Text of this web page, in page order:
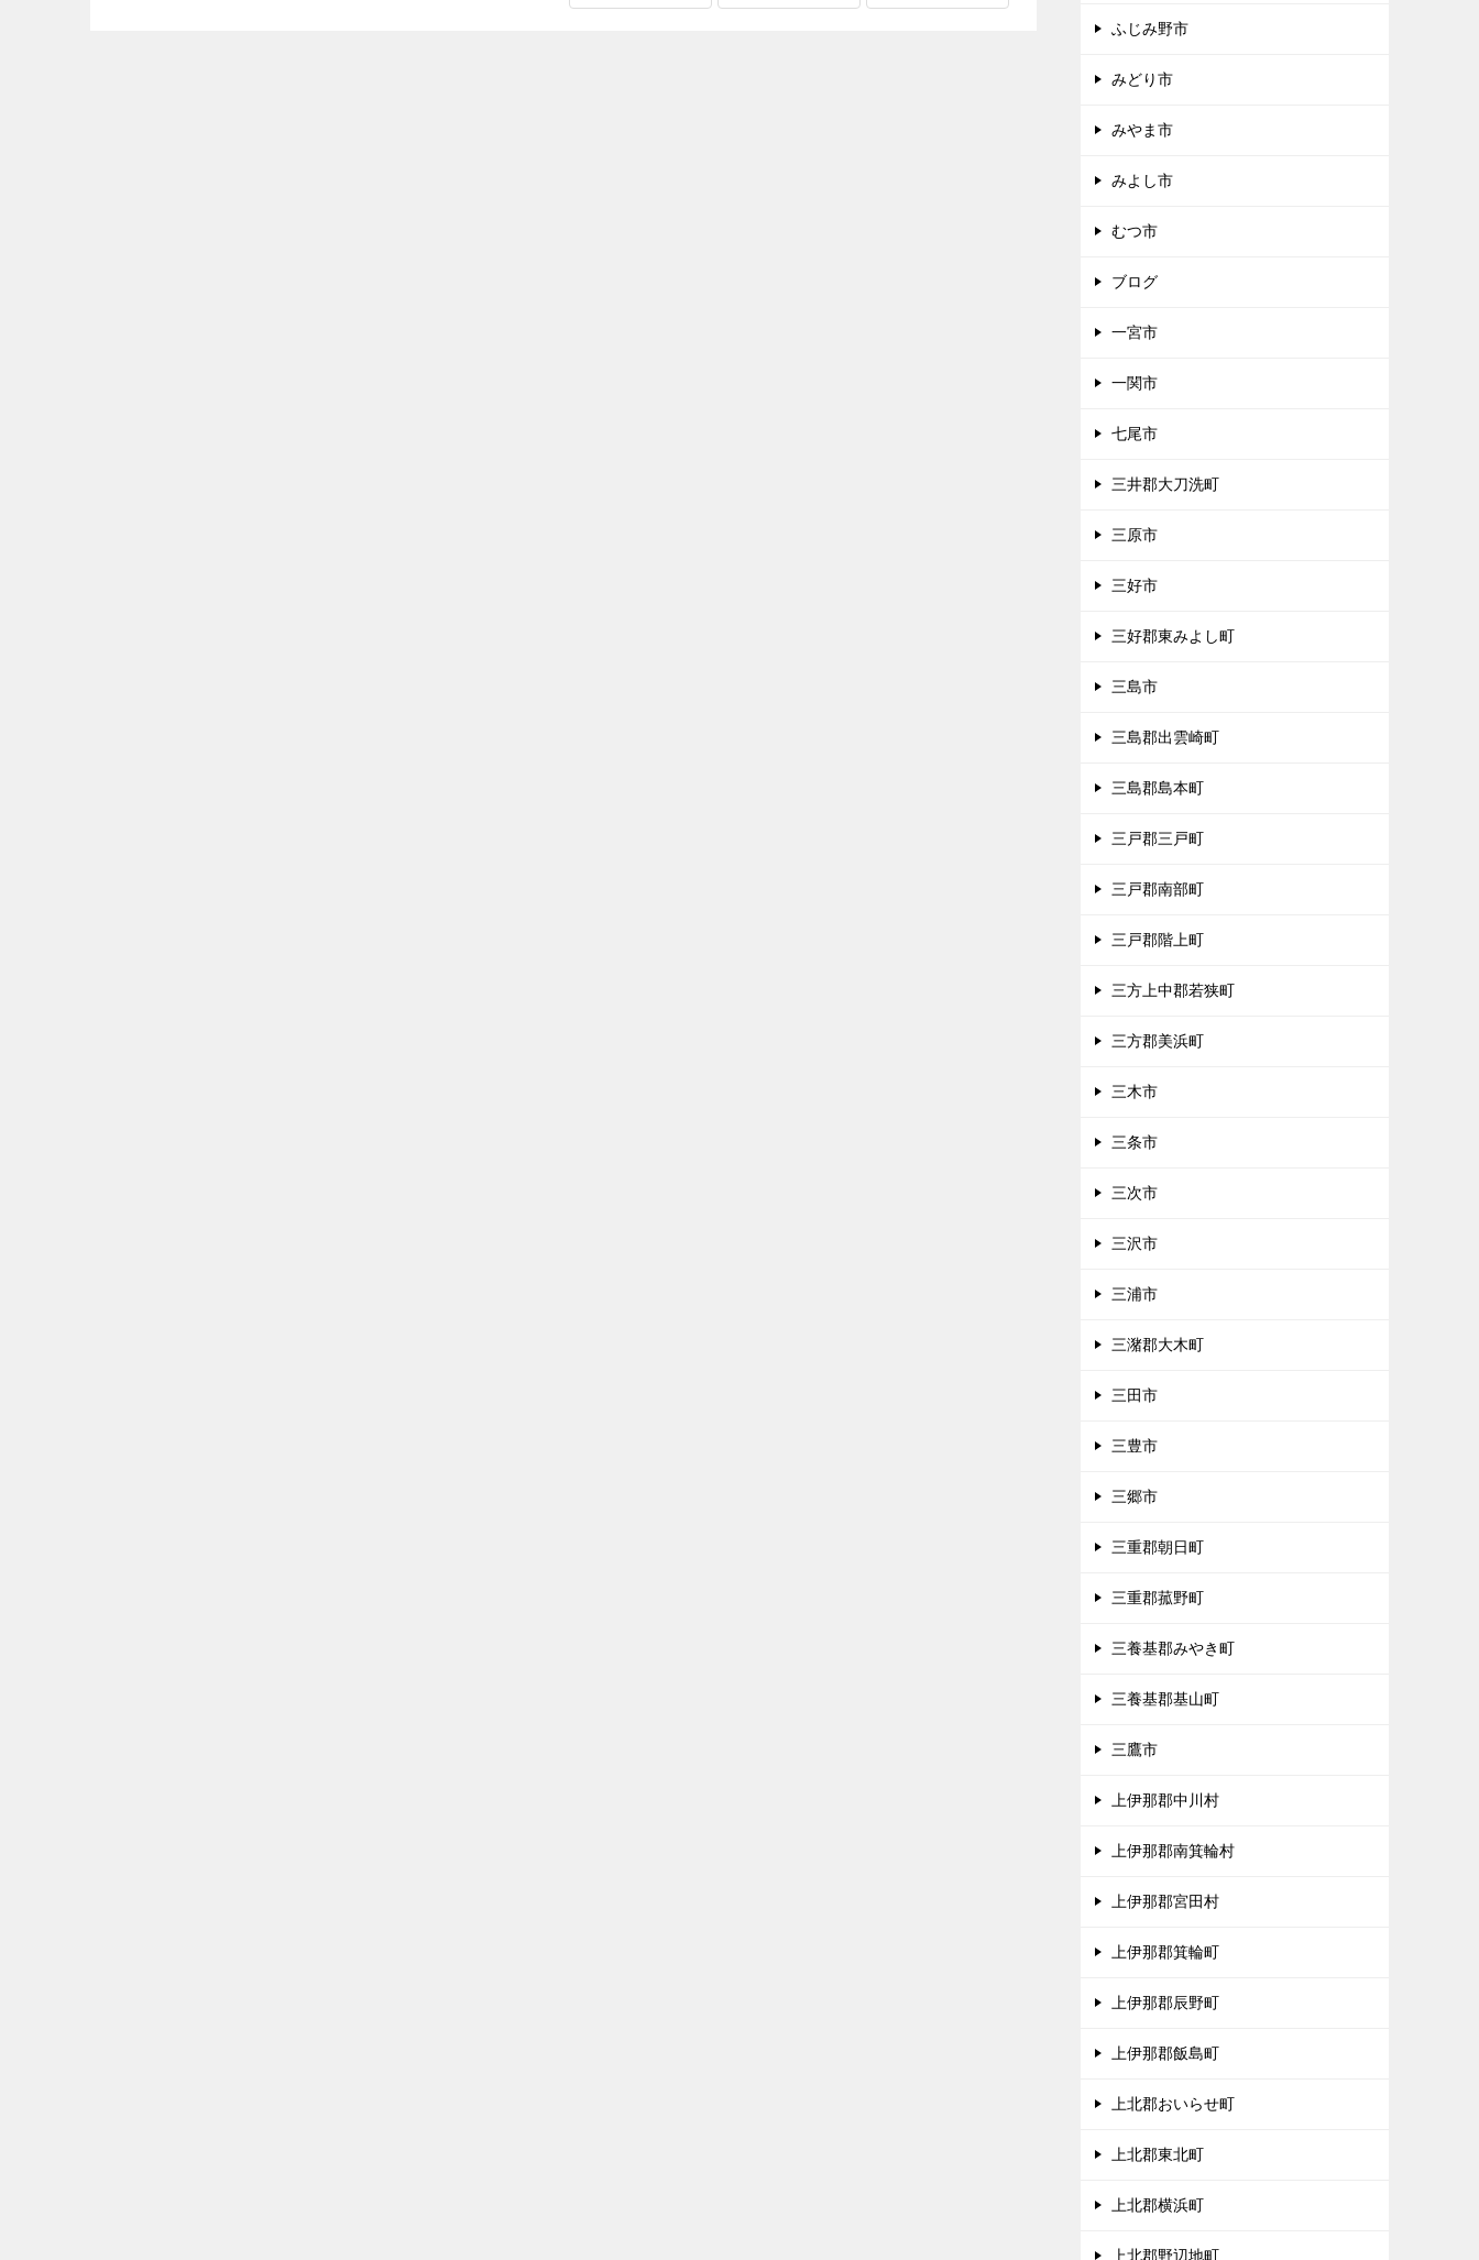
ふじみ野市
みどり市
みやま市
みよし市
むつ市
ブログ
一宮市
一関市
七尾市
三井郡大刀洗町
三原市
三好市
三好郡東みよし町
三島市
三島郡出雲崎町
三島郡島本町
三戸郡三戸町
三戸郡南部町
三戸郡階上町
三方上中郡若狭町
三方郡美浜町
三木市
三条市
三次市
三沢市
三浦市
三潴郡大木町
三田市
三豊市
三郷市
三重郡朝日町
三重郡菰野町
三養基郡みやき町
三養基郡基山町
三鷹市
上伊那郡中川村
上伊那郡南箕輪村
上伊那郡宮田村
上伊那郡箕輪町
上伊那郡辰野町
上伊那郡飯島町
上北郡おいらせ町
上北郡東北町
上北郡横浜町
上北郡野辺地町